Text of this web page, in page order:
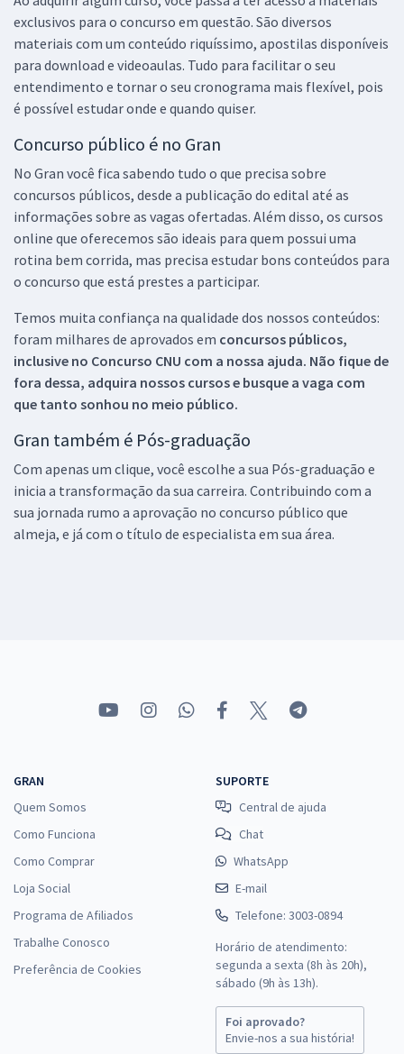
exclusivos para o concurso em questão. São diversos
materiais com um conteúdo riquíssimo, apostilas disponíveis
para download e videoaulas. Tudo para facilitar o seu
entendimento e tornar o seu cronograma mais flexível, pois
é possível estudar onde e quando quiser.
Concurso público é no Gran
No Gran você fica sabendo tudo o que precisa sobre
concursos públicos, desde a publicação do edital até as
informações sobre as vagas ofertadas. Além disso, os cursos
online que oferecemos são ideais para quem possui uma
rotina bem corrida, mas precisa estudar bons conteúdos para
o concurso que está prestes a participar.
Temos muita confiança na qualidade dos nossos conteúdos:
foram milhares de aprovados em concursos públicos,
inclusive no Concurso CNU com a nossa ajuda. Não fique de
fora dessa, adquira nossos cursos e busque a vaga com
que tanto sonhou no meio público.
Gran também é Pós-graduação
Com apenas um clique, você escolhe a sua Pós-graduação e
inicia a transformação da sua carreira. Contribuindo com a
sua jornada rumo a aprovação no concurso público que
almeja, e já com o título de especialista em sua área.
GRAN
Quem Somos
Como Funciona
Como Comprar
Loja Social
Programa de Afiliados
Trabalhe Conosco
Preferência de Cookies
SUPORTE
Central de ajuda
Chat
WhatsApp
E-mail
Telefone: 3003-0894
Horário de atendimento:
segunda a sexta (8h às 20h),
sábado (9h às 13h).
Foi aprovado?
Envie-nos a sua história!